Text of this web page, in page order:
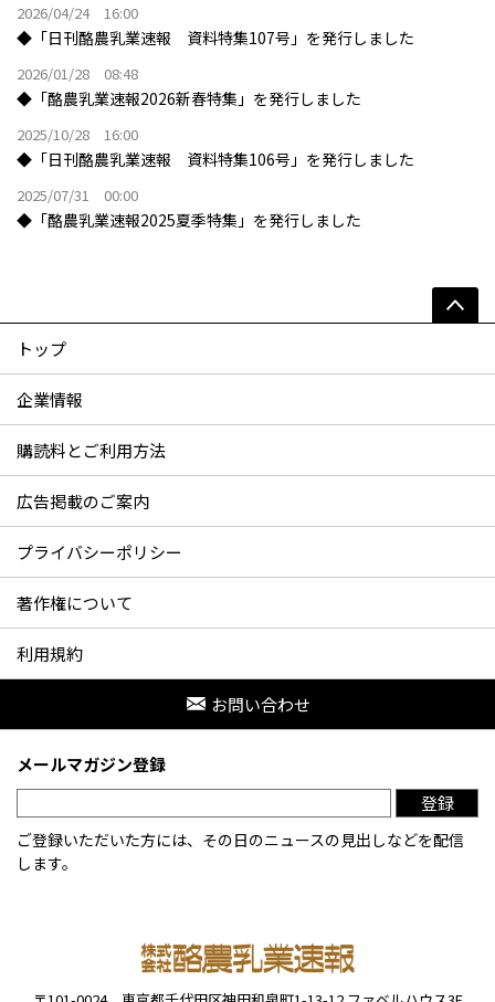
2026/04/24 16:00
◆「日刊酪農乳業速報 資料特集107号」を発行しました
2026/01/28 08:48
◆「酪農乳業速報2026新春特集」を発行しました
2025/10/28 16:00
◆「日刊酪農乳業速報 資料特集106号」を発行しました
2025/07/31 00:00
◆「酪農乳業速報2025夏季特集」を発行しました
トップ
企業情報
購読料とご利用方法
広告掲載のご案内
プライバシーポリシー
著作権について
利用規約
お問い合わせ
メールマガジン登録
登録
ご登録いただいた方には、その日のニュースの見出しなどを配信
します。